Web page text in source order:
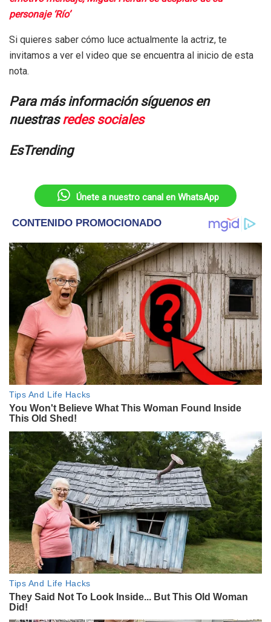
personaje ‘Río’
Si quieres saber cómo luce actualmente la actriz, te
invitamos a ver el video que se encuentra al inicio de esta
nota.
Para más información síguenos en
nuestrasredes sociales
EsTrending
Únete a nuestro canal en WhatsApp